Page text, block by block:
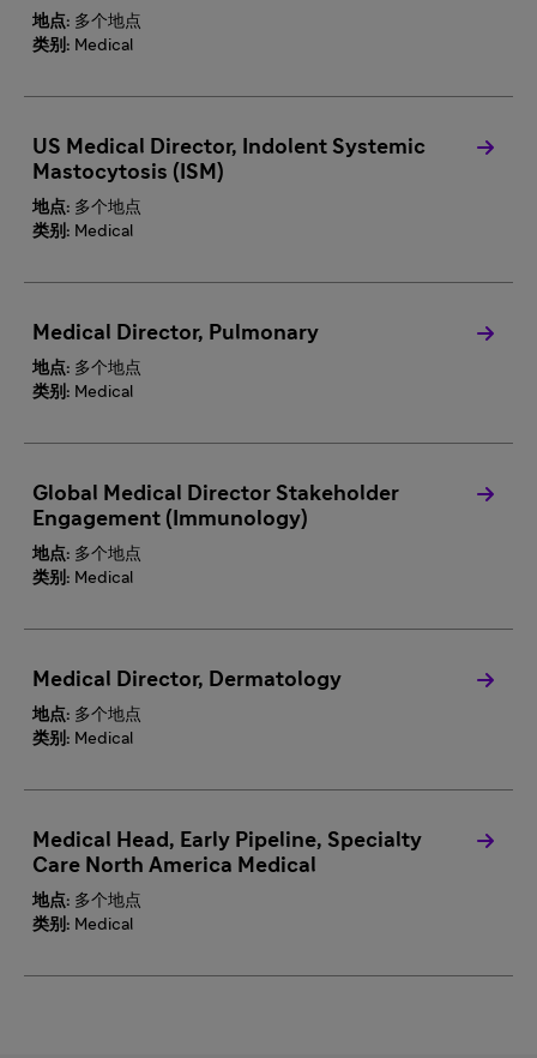
地点: 多个地点
类别: Medical
US Medical Director, Indolent Systemic
Mastocytosis (ISM)
地点: 多个地点
类别: Medical
Medical Director, Pulmonary
地点: 多个地点
类别: Medical
Global Medical Director Stakeholder
Engagement (Immunology)
地点: 多个地点
类别: Medical
Medical Director, Dermatology
地点: 多个地点
类别: Medical
Medical Head, Early Pipeline, Specialty
Care North America Medical
地点: 多个地点
类别: Medical